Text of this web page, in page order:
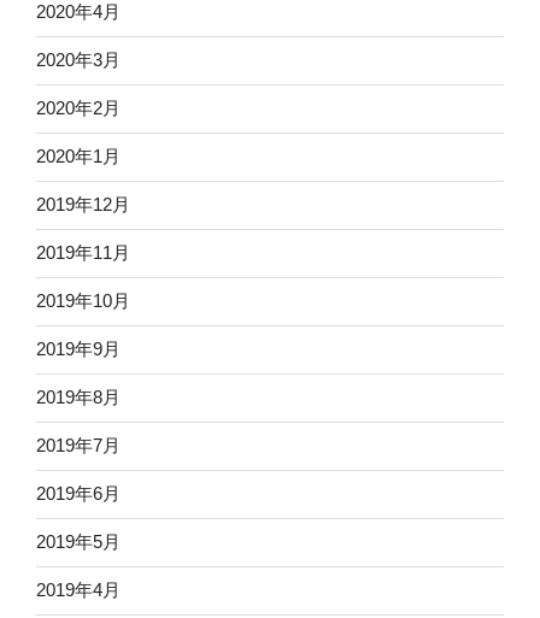
2020年4月
2020年3月
2020年2月
2020年1月
2019年12月
2019年11月
2019年10月
2019年9月
2019年8月
2019年7月
2019年6月
2019年5月
2019年4月